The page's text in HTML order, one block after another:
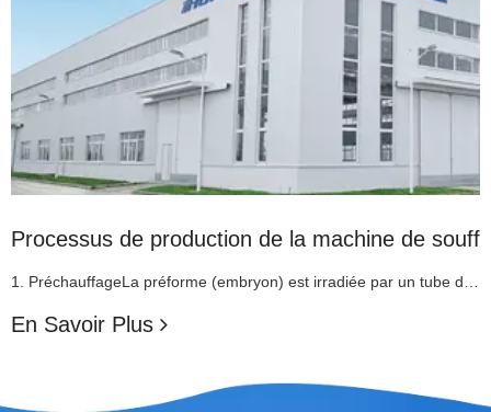
PET
Processus de production de la machine de
En Savoir Plus